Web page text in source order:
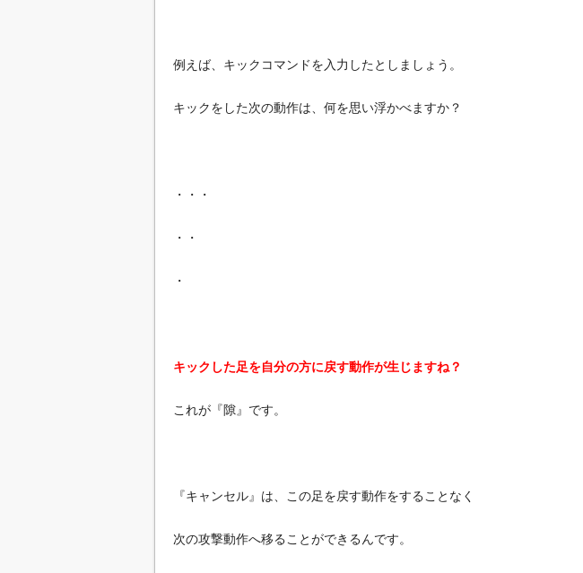
例えば、キックコマンドを入力したとしましょう。
キックをした次の動作は、何を思い浮かべますか？
・・・
・・
・
キックした足を自分の方に戻す動作が生じますね？
これが『隙』です。
『キャンセル』は、この足を戻す動作をすることなく
次の攻撃動作へ移ることができるんです。